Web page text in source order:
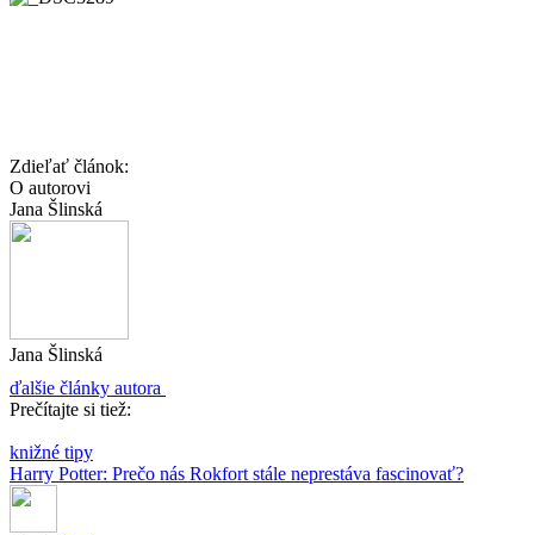
Zdieľať článok:
O autorovi
Jana Šlinská
Jana Šlinská
ďalšie články autora
Prečítajte si tiež:
knižné tipy
Harry Potter: Prečo nás Rokfort stále neprestáva fascinovať?